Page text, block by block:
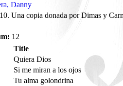
Danny
Una copia donada por Dimas y
12
Title
Quiera Dios
Si me miran a los ojos
Tu alma golondrina